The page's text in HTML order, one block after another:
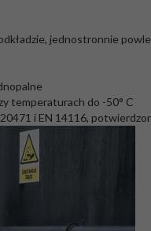
jednostronnie
temperaturach do -50° C
i EN 14116,